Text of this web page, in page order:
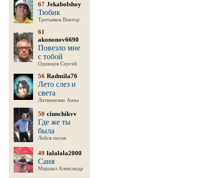
67 Jekabolshoy
Тюбик
Третьяков Виктор
61
akononov6690
Повезло мне
с тобой
Одинцов Сергей
56 Radmila76
Лето слез и
света
Литвиненко Анна
50 ciunchikvv
Где же ты
была
Лейся песня
49 lalalala2000
Саня
Маршал Александр